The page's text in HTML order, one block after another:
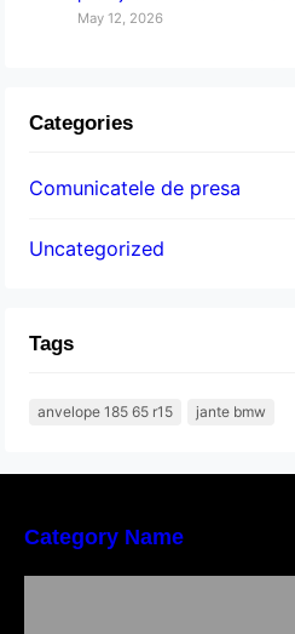
May 12, 2026
Categories
Comunicatele de presa
Uncategorized
Tags
anvelope 185 65 r15 jante bmw
Category Name